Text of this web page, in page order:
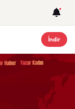
İndir